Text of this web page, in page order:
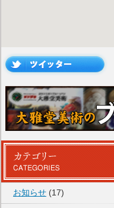
お知らせ (17)